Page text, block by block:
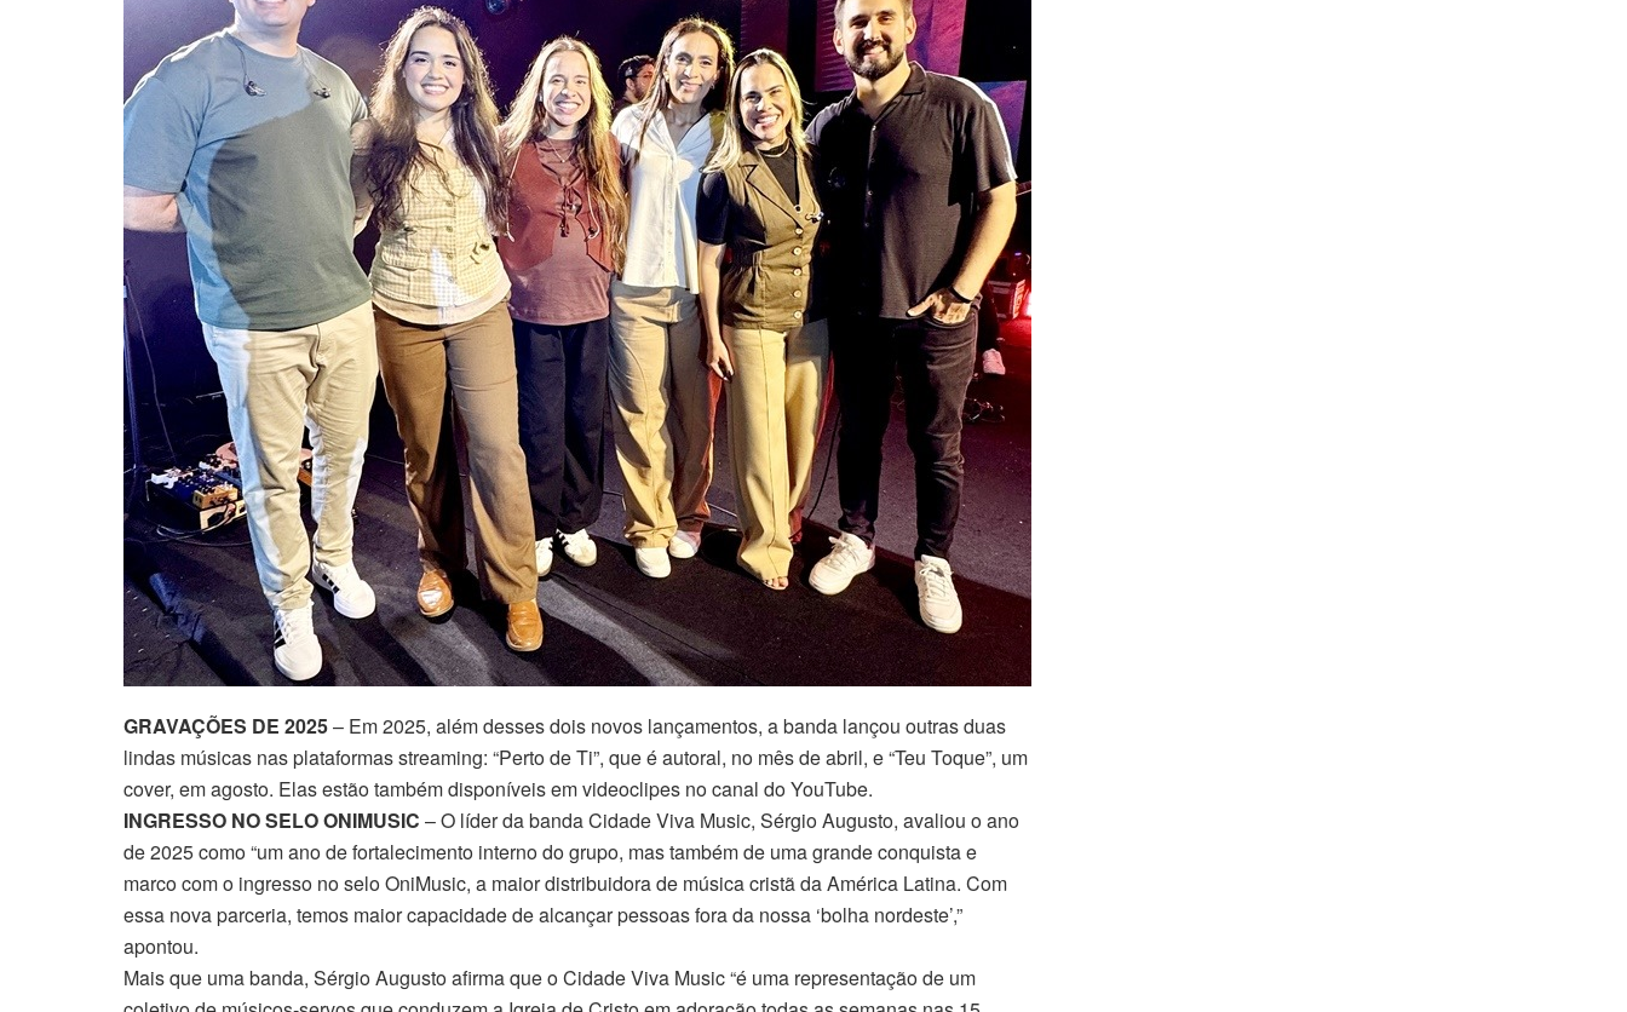
GRAVAÇÕES DE 2025– Em 2025, além desses dois novos lançamentos, a banda lançou outras duas
lindas músicas nas plataformas streaming: “Perto de Ti”, que é autoral, no mês de abril, e “Teu Toque”, um
cover, em agosto. Elas estão também disponíveis em videoclipes no canal do YouTube.
INGRESSO NO SELO ONIMUSIC – O líder da banda Cidade Viva Music, Sérgio Augusto, avaliou o ano
de 2025 como “um ano de fortalecimento interno do grupo, mas também de uma grande conquista e
marco com o ingresso no selo OniMusic, a maior distribuidora de música cristã da América Latina. Com
essa nova parceria, temos maior capacidade de alcançar pessoas fora da nossa ‘bolha nordeste’,”
apontou.
Mais que uma banda, Sérgio Augusto afirma que o Cidade Viva Music “é uma representação de um